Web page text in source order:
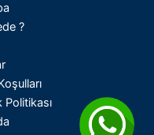
?
Politikası